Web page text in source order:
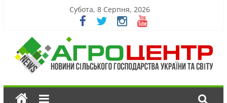
Субота, 8 Серпня, 2026